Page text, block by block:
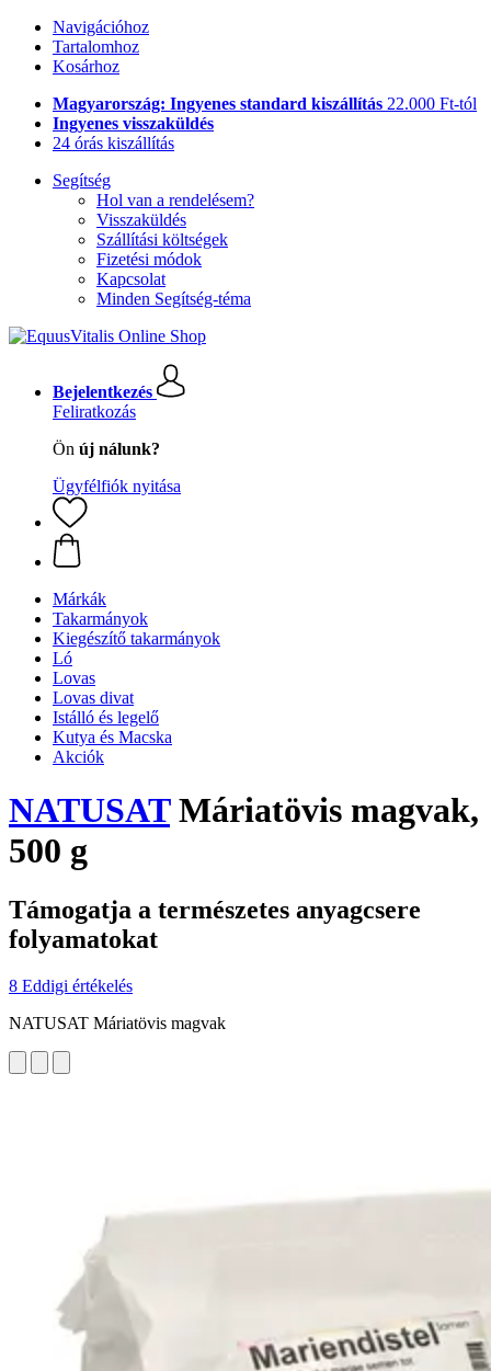
Navigációhoz
Tartalomhoz
Kosárhoz
Magyarország: Ingyenes standard kiszállítás 22.000 Ft-tól
Ingyenes visszaküldés
24 órás kiszállítás
Segítség
Hol van a rendelésem?
Visszaküldés
Szállítási költségek
Fizetési módok
Kapcsolat
Minden Segítség-téma
Bejelentkezés
Feliratkozás
Ön új nálunk?
Ügyfélfiók nyitása
Márkák
Takarmányok
Kiegészítő takarmányok
Ló
Lovas
Lovas divat
Istálló és legelő
Kutya és Macska
Akciók
NATUSATMáriatövis magvak,
500 g
Támogatja a természetes anyagcsere
folyamatokat
8 Eddigi értékelés
NATUSAT Máriatövis magvak